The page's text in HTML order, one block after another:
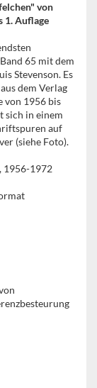
von
1. Auflage
65 mit dem
Stevenson. Es
dem Verlag
von 1956 bis
sich in einem
auf
(siehe Foto).
1956-1972